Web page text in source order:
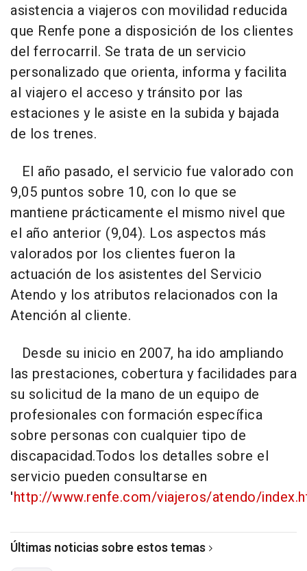
asistencia a viajeros con movilidad reducida
que Renfe pone a disposición de los clientes
del ferrocarril. Se trata de un servicio
personalizado que orienta, informa y facilita
al viajero el acceso y tránsito por las
estaciones y le asiste en la subida y bajada
de los trenes.
El año pasado, el servicio fue valorado con
9,05 puntos sobre 10, con lo que se
mantiene prácticamente el mismo nivel que
el año anterior (9,04). Los aspectos más
valorados por los clientes fueron la
actuación de los asistentes del Servicio
Atendo y los atributos relacionados con la
Atención al cliente.
Desde su inicio en 2007, ha ido ampliando
las prestaciones, cobertura y facilidades para
su solicitud de la mano de un equipo de
profesionales con formación específica
sobre personas con cualquier tipo de
discapacidad.Todos los detalles sobre el
servicio pueden consultarse en
'http://www.renfe.com/viajeros/atendo/
Últimas noticias sobre estos temas